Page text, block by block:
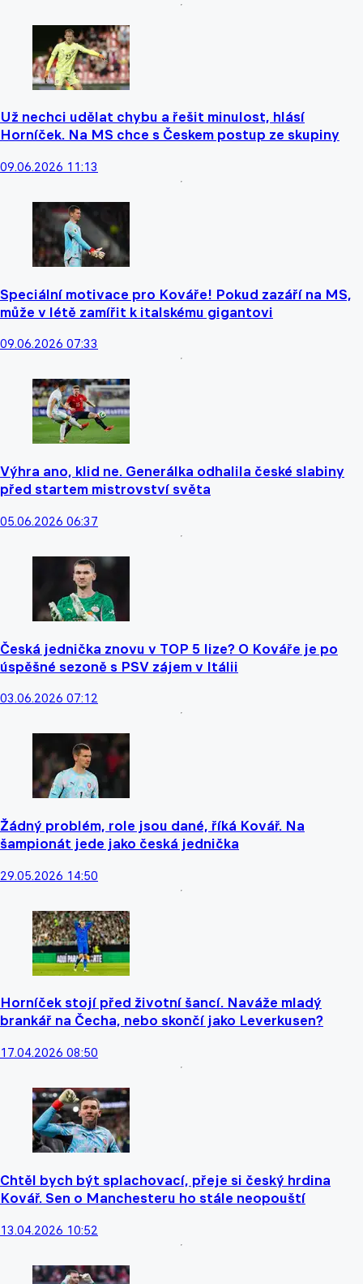
Už nechci udělat chybu a řešit minulost, hlásí
Horníček. Na MS chce s Českem postup ze skupiny
09.06.2026 11:13
Speciální motivace pro Kováře! Pokud zazáří na MS,
může v létě zamířit k italskému gigantovi
09.06.2026 07:33
Výhra ano, klid ne. Generálka odhalila české slabiny
před startem mistrovství světa
05.06.2026 06:37
Česká jednička znovu v TOP 5 lize? O Kováře je po
úspěšné sezoně s PSV zájem v Itálii
03.06.2026 07:12
Žádný problém, role jsou dané, říká Kovář. Na
šampionát jede jako česká jednička
29.05.2026 14:50
Horníček stojí před životní šancí. Naváže mladý
brankář na Čecha, nebo skončí jako Leverkusen?
17.04.2026 08:50
Chtěl bych být splachovací, přeje si český hrdina
Kovář. Sen o Manchesteru ho stále neopouští
13.04.2026 10:52